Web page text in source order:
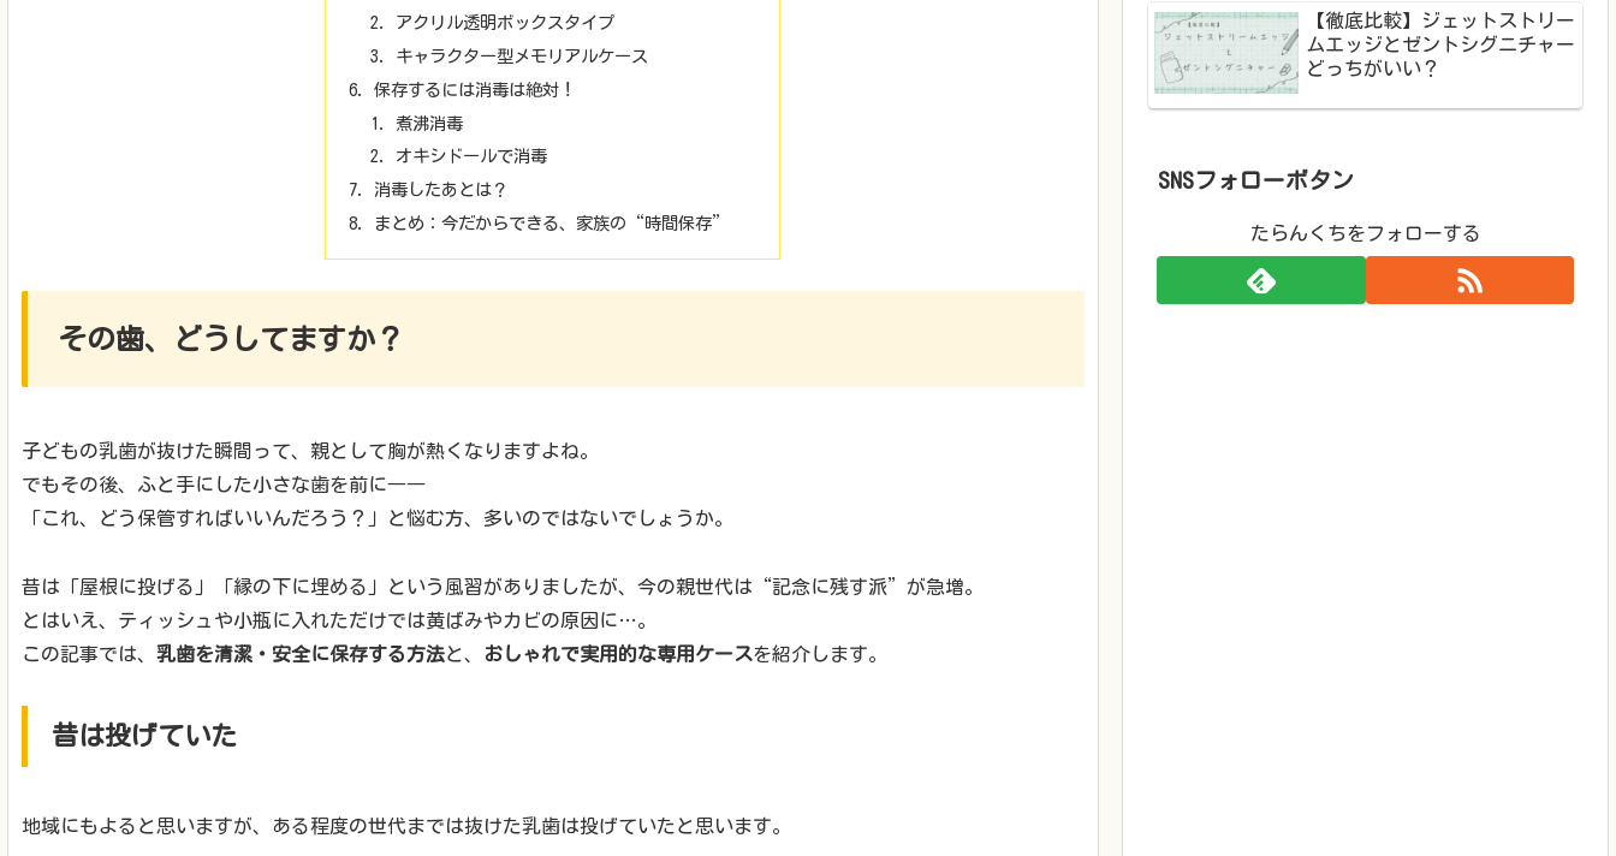
アクリル透明ボックスタイプ
キャラクター型メモリアルケース
保存するには消毒は絶対！
煮沸消毒
オキシドールで消毒
消毒したあとは？
まとめ：今だからできる、家族の“時間保存”
その歯、どうしてますか？
子どもの乳歯が抜けた瞬間って、親として胸が熱くなりますよね。
でもその後、ふと手にした小さな歯を前に――
「これ、どう保管すればいいんだろう？」と悩む方、多いのではないでしょうか。
昔は「屋根に投げる」「縁の下に埋める」という風習がありましたが、今の親世代は“記念に残す派”が急増。
とはいえ、ティッシュや小瓶に入れただけでは黄ばみやカビの原因に…。
この記事では、 乳歯を清潔・安全に保存する方法と、 おしゃれで実用的な専用ケースを紹介します。
昔は投げていた
地域にもよると思いますが、ある程度の世代までは抜けた乳歯は投げていたと思います。
【徹底比較】ジェットストリー
ムエッジとゼントシグニチャー
どっちがいい？
SNSフォローボタン
たらんくちをフォローする